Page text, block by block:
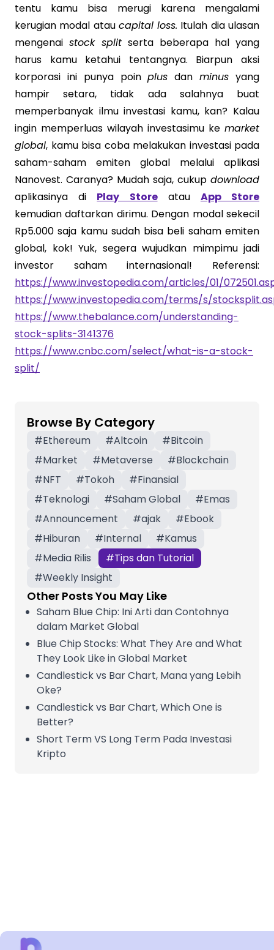
tentu kamu bisa merugi karena mengalami
kerugian modal atau capital loss. Itulah dia ulasan
mengenai stock split serta beberapa hal yang
harus kamu ketahui tentangnya. Biarpun aksi
korporasi ini punya poinplus danminus yang
hampir setara, tidak ada salahnya buat
memperbanyak ilmu investasi kamu, kan? Kalau
ingin memperluas wilayah investasimu ke market
global, kamu bisa coba melakukan investasi pada
saham-saham emiten global melalui aplikasi
Nanovest. Caranya? Mudah saja, cukup download
aplikasinya di Play Storeatau App Store
kemudian daftarkan dirimu. Dengan modal sekecil
Rp5.000 saja kamu sudah bisa beli saham emiten
global, kok! Yuk, segera wujudkan mimpimu jadi
investor saham internasional! Referensi:
https://www.investopedia.com/articles/01/
https://www.investopedia.com/terms/s/
https://www.thebalance.com/understanding-
stock-splits-3141376
https://www.cnbc.com/select/what-is-a-stock-
split/
Browse By Category
#Ethereum #Altcoin #Bitcoin
#Market #Metaverse #Blockchain
#NFT #Tokoh #Finansial
#Teknologi #Saham Global #Emas
#Announcement #ajak #Ebook
#Hiburan #Internal #Kamus
#Media Rilis #Tips dan Tutorial
#Weekly Insight
Other Posts You May Like
Saham Blue Chip: Ini Arti dan Contohnya
dalam Market Global
Blue Chip Stocks: What They Are and What
They Look Like in Global Market
Candlestick vs Bar Chart, Mana yang Lebih
Oke?
Candlestick vs Bar Chart, Which One is
Better?
Short Term VS Long Term Pada Investasi
Kripto